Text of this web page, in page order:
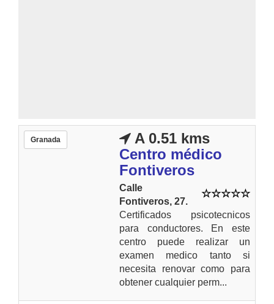
Granada
A 0.51 kms
Centro médico
Fontiveros
Calle
Fontiveros, 27.
Certificados psicotecnicos
para conductores. En este
centro puede realizar un
examen medico tanto si
necesita renovar como para
obtener cualquier perm...